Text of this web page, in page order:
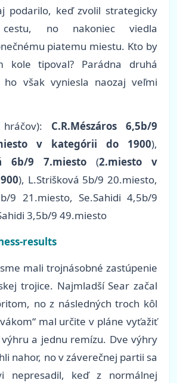
podarilo, keď zvolil strategicky
cestu, no nakoniec viedla
piatemu miestu. Kto by
tipoval? Parádna druhá
ho však vyniesla naozaj veľmi
C.R.Mészáros 6,5b/9
v kategórii do 1900),
6b/9 7.miesto
(2.miesto v
), L.Strišková 5b/9 20.miesto,
9 21.miesto, Se.Sahidi 4,5b/9
3,5b/9 49.miesto
results
mali trojnásobné zastúpenie
trojice. Najmladší Sear začal
no z následných troch kôl
mal určite v pláne vyťažiť
a jednu remízu. Dve výhry
nahor, no v záverečnej partii sa
nepresadil, keď z normálnej